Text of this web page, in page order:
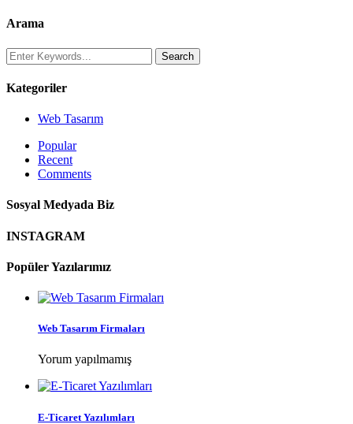
Arama
Kategoriler
Web Tasarım
Popular
Recent
Comments
Sosyal Medyada Biz
INSTAGRAM
Popüler Yazılarımız
Web Tasarım Firmaları
Yorum yapılmamış
E-Ticaret Yazılımları